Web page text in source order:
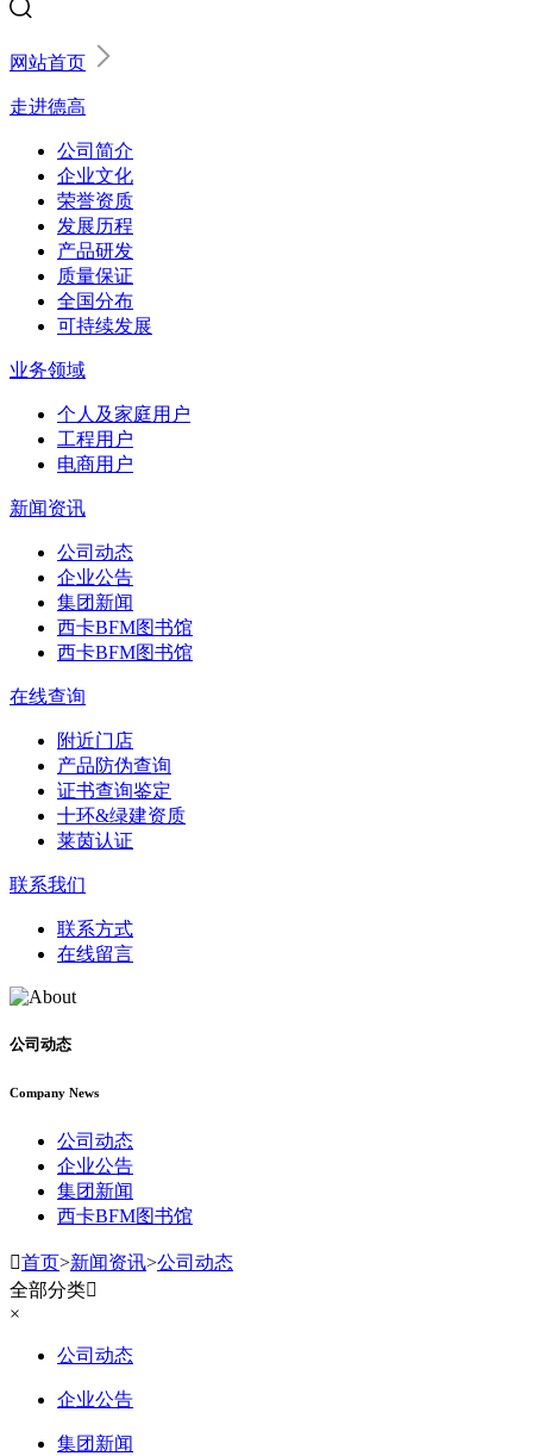
网站首页
走进德高
公司简介
企业文化
荣誉资质
发展历程
产品研发
质量保证
全国分布
可持续发展
业务领域
个人及家庭用户
工程用户
电商用户
新闻资讯
公司动态
企业公告
集团新闻
西卡BFM图书馆
西卡BFM图书馆
在线查询
附近门店
产品防伪查询
证书查询鉴定
十环&绿建资质
莱茵认证
联系我们
联系方式
在线留言
公司动态
Company News
公司动态
企业公告
集团新闻
西卡BFM图书馆
首页>新闻资讯>公司动态
全部分类
×
公司动态
企业公告
集团新闻